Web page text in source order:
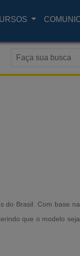
do Brasil. Com base na
que o modelo seja